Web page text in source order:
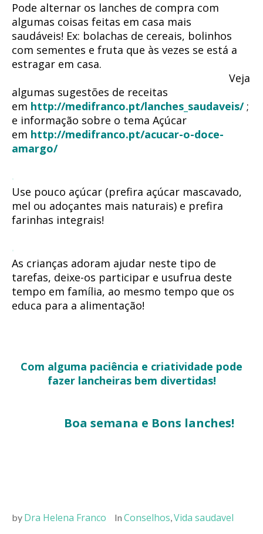
Pode alternar os lanches de compra com
algumas coisas feitas em casa mais
saudáveis! Ex: bolachas de cereais, bolinhos
com sementes e fruta que às vezes se está a
estragar em casa.
Veja
algumas sugestões de receitas
em http://medifranco.pt/lanches_saudaveis/ ;
e informação sobre o tema Açúcar
em http://medifranco.pt/acucar-o-doce-
amargo/
Use pouco açúcar (prefira açúcar mascavado,
mel ou adoçantes mais naturais) e prefira
farinhas integrais!
As crianças adoram ajudar neste tipo de
tarefas, deixe-os participar e usufrua deste
tempo em família, ao mesmo tempo que os
educa para a alimentação!
Com alguma paciência e criatividade pode
fazer lancheiras bem divertidas!
Boa semana e Bons lanches!
by Dra Helena Franco In Conselhos,Vida saudavel